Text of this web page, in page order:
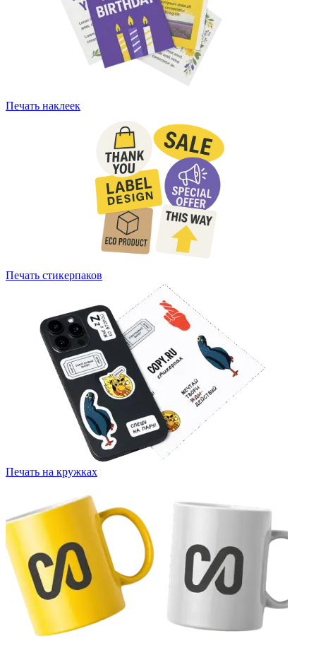
Печать наклеек
Печать стикерпаков
Печать на кружках